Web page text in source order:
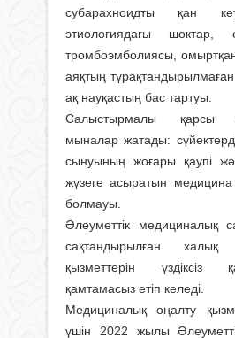
субарахноидты қан
этиологиядағы шоктар,
тромбоэмболиясы,
аяқтың
ақ науқастың бас тартуы.
Салыстырмалы қарсы
мыналар жатады:
сынуының жоғары қаупі
жүзеге асыратын
болмауы.
Әлеуметтік медициналық
сақтандырылған
қызметтерін үздіксіз
қамтамасыз етіп келеді.
Медициналық оңалту
үшін 2022 жылы